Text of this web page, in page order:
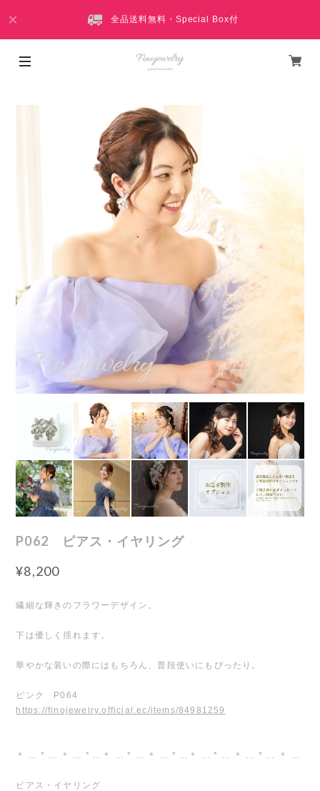
全品送料無料・Special Box付
P062 ピアス・イヤリング
¥8,200
繊細な輝きのフラワーデザイン。
下は優しく揺れます。
華やかな装いの際にはもちろん、普段使いにもぴったり。
ピンク P064
https://finojewelry.official.ec/items/84981259
＊ … * … ＊ … * …＊ … * … ＊ … * …＊ … * … ＊ … * … ＊ …
ピアス・イヤリング